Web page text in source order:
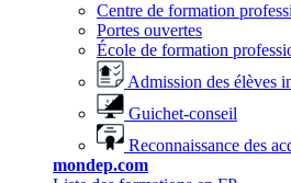
Centre de formation
Portes ouvertes
École de formation
Admission des élèves
Guichet-conseil
Reconnaissance des
mondep.com